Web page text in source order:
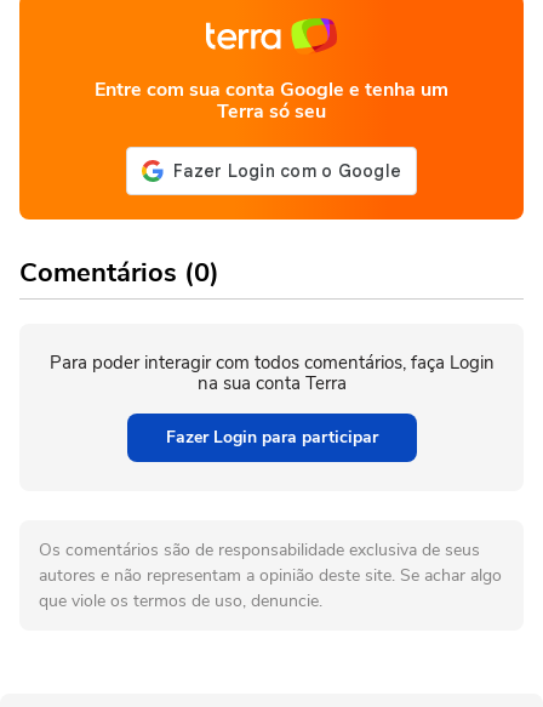
Entre com sua conta Google e tenha um
Terra só seu
Comentários (0)
Para poder interagir com todos comentários, faça Login
na sua conta Terra
Fazer Login para participar
Os comentários são de responsabilidade exclusiva de seus
autores e não representam a opinião deste site. Se achar algo
que viole os termos de uso, denuncie.